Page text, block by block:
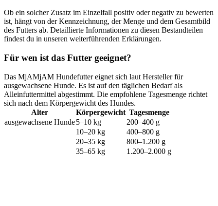
Ob ein solcher Zusatz im Einzelfall positiv oder negativ zu bewerten
ist, hängt von der Kennzeichnung, der Menge und dem Gesamtbild
des Futters ab. Detaillierte Informationen zu diesen Bestandteilen
findest du in unseren weiterführenden Erklärungen.
Für wen ist das Futter geeignet?
Das MjAMjAM Hundefutter eignet sich laut Hersteller für
ausgewachsene Hunde. Es ist auf den täglichen Bedarf als
Alleinfuttermittel abgestimmt. Die empfohlene Tagesmenge richtet
sich nach dem Körpergewicht des Hundes.
Alter
Körpergewicht Tagesmenge
ausgewachsene Hunde5–10 kg
200–400 g
10–20 kg
400–800 g
20–35 kg
800–1.200 g
35–65 kg
1.200–2.000 g